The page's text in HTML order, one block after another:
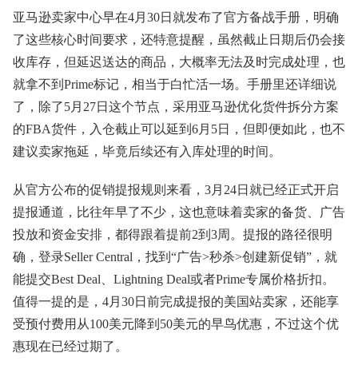
亚马逊卖家中心早在4月30日就发布了官方备战手册，明确
了这些核心时间要求，还特意提醒，虽然截止日期后仍会接
收库存，但延迟送达的商品，大概率无法及时完成处理，也
就拿不到Prime标记，相当于白忙活一场。手册里还详细说
了，除了5月27日这个节点，采用亚马逊优化货件拆分方案
的FBA货件，入仓截止可以延到6月5日，但即便如此，也不
建议卖家拖延，毕竟后续还有入库处理的时间。
从官方公布的促销提报规则来看，3月24日就已经正式开启
提报通道，比往年早了不少，这也意味着卖家的备货、广告
投放和资金安排，都得跟着提前2到3周。提报的路径很明
确，登录Seller Central，找到“广告>秒杀>创建新促销”，就
能提交Best Deal、Lightning Deal或者Prime专属价格折扣。
值得一提的是，4月30日前完成提报的美国站卖家，还能享
受预付费用从100美元降到50美元的早鸟优惠，不过这个优
惠现在已经过期了。